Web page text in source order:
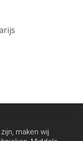
maken wij